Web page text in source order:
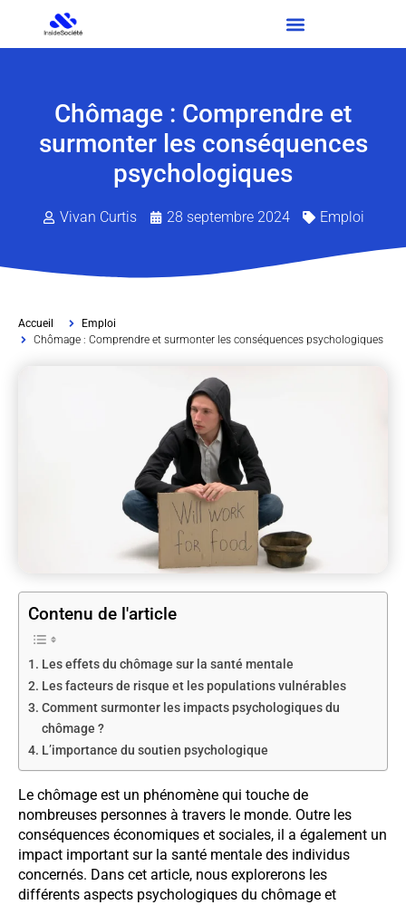
Chômage : Comprendre et
surmonter les conséquences
psychologiques
Vivan Curtis 28 septembre 2024 Emploi
Accueil
Emploi
Chômage : Comprendre et surmonter les conséquences psychologiques
Contenu de l'article
Les effets du chômage sur la santé mentale
Les facteurs de risque et les populations vulnérables
Comment surmonter les impacts psychologiques du
chômage ?
L’importance du soutien psychologique
Le chômage est un phénomène qui touche de
nombreuses personnes à travers le monde. Outre les
conséquences économiques et sociales, il a également un
impact important sur la santé mentale des individus
concernés. Dans cet article, nous explorerons les
différents aspects psychologiques du chômage et